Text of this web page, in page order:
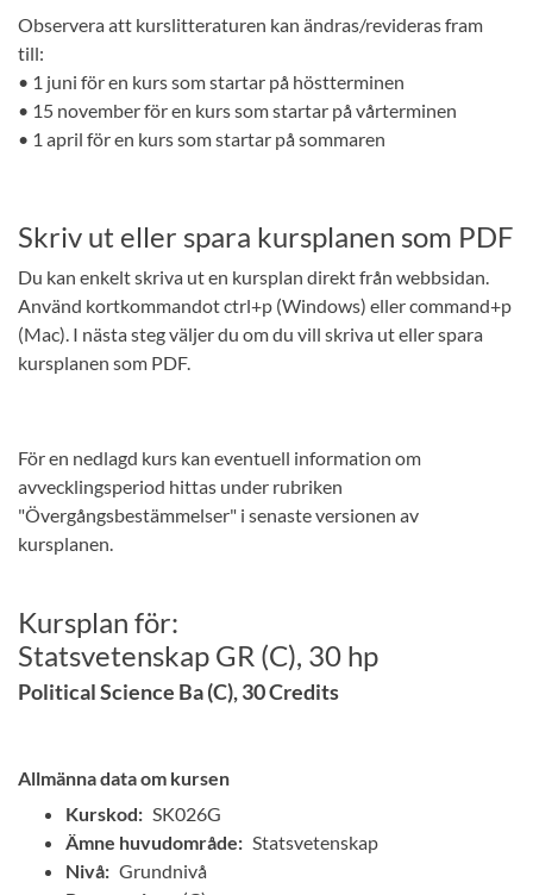
Observera att kurslitteraturen kan ändras/revideras fram
till:
• 1 juni för en kurs som startar på höstterminen
• 15 november för en kurs som startar på vårterminen
• 1 april för en kurs som startar på sommaren
Skriv ut eller spara kursplanen som PDF
Du kan enkelt skriva ut en kursplan direkt från webbsidan.
Använd kortkommandot ctrl+p (Windows) eller command+p
(Mac). I nästa steg väljer du om du vill skriva ut eller spara
kursplanen som PDF.
För en nedlagd kurs kan eventuell information om
avvecklingsperiod hittas under rubriken
"Övergångsbestämmelser" i senaste versionen av
kursplanen.
Kursplan för:
Statsvetenskap GR (C), 30 hp
Political Science Ba (C), 30 Credits
Allmänna data om kursen
Kurskod: SK026G
Ämne huvudområde: Statsvetenskap
Nivå: Grundnivå